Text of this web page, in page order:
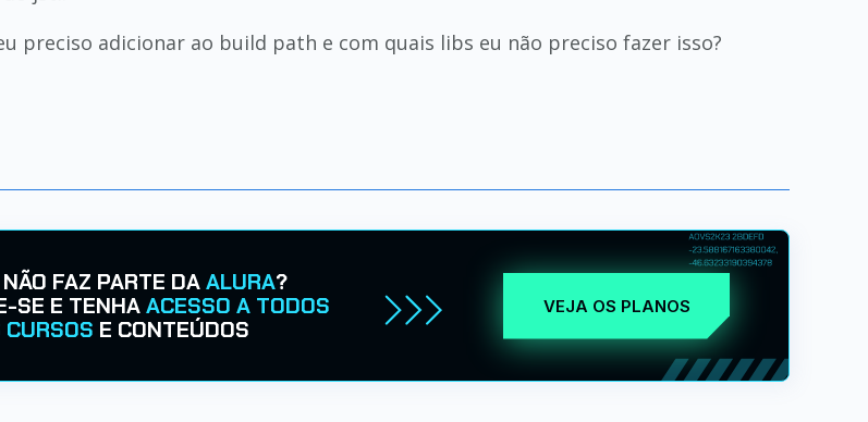
preciso adicionar ao build path e com quais libs eu não preciso fazer isso?
FAZ PARTE DAALURA?
SE E TENHAACESSO A TODOS
CURSOS E CONTEÚDOS
VEJA OS PLANOS